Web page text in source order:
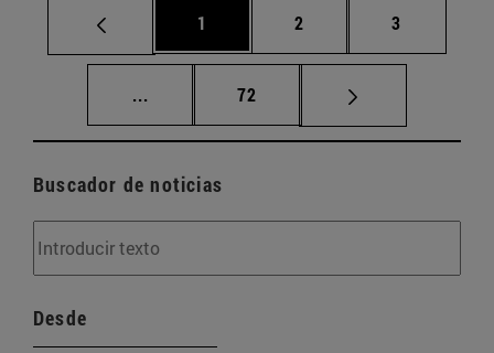
Página
1 Página
2 Página
3
... Páginas intermedias Use TAB para
Página
72
Buscador de noticias
Desde